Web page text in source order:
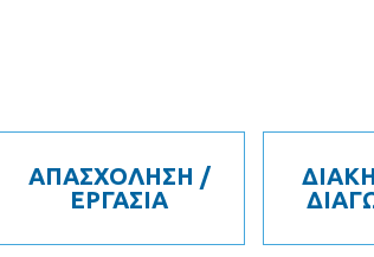
ΑΠΑΣΧΟΛΗΣΗ /
ΕΡΓΑΣΙΑ